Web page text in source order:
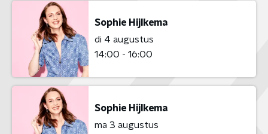
Sophie Hijlkema
di 4 augustus
14:00 - 16:00
Sophie Hijlkema
ma 3 augustus